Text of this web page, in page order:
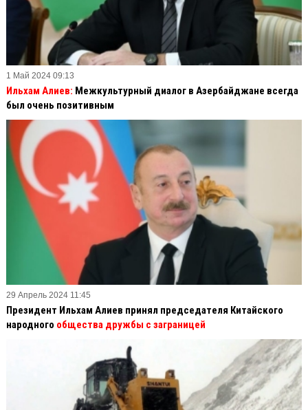
1 Май 2024 09:13
Ильхам Алиев: Межкультурный диалог в Азербайджане всегда
был очень позитивным
29 Апрель 2024 11:45
Президент Ильхам Алиев принял председателя Китайского
народного общества дружбы с заграницей